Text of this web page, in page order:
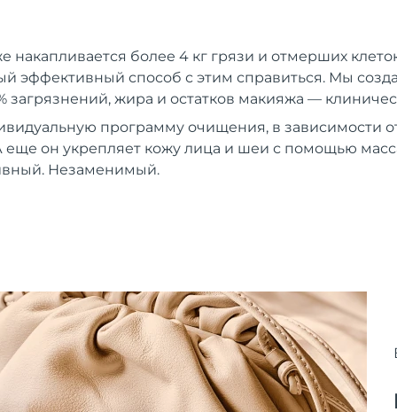
накапливается более 4 кг грязи и отмерших
эффективный способ с этим справиться. Мы
загрязнений, жира и остатков макияжа —
программу очищения, в зависимости
он укрепляет кожу лица и шеи с помощью
Незаменимый.